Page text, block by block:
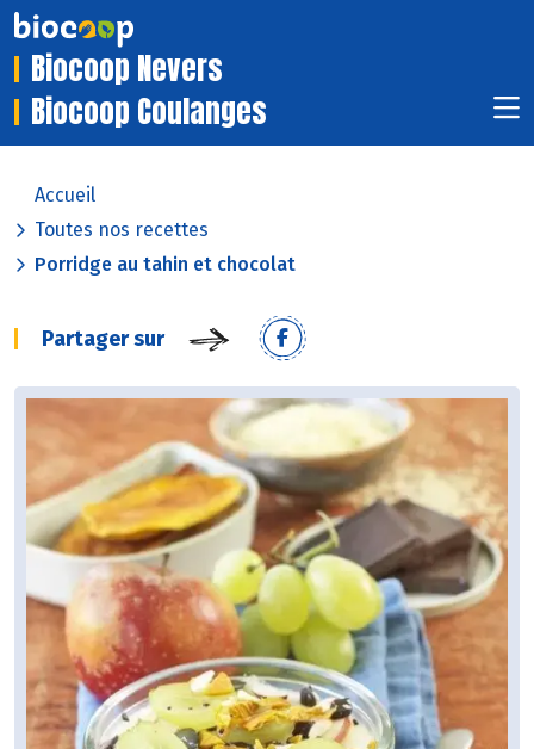
Biocoop Nevers
Biocoop Coulanges
Accueil
Toutes nos recettes
Porridge au tahin et chocolat
Partager sur